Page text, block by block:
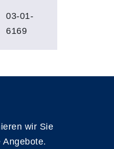
03-01-
6169
wir Sie
Angebote.